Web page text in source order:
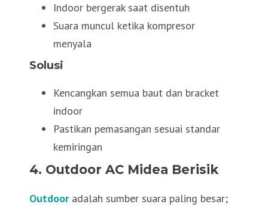
Indoor bergerak saat disentuh
Suara muncul ketika kompresor
menyala
Solusi
Kencangkan semua baut dan bracket
indoor
Pastikan pemasangan sesuai standar
kemiringan
4. Outdoor AC Midea Berisik
Outdooradalah sumber suara paling besar;